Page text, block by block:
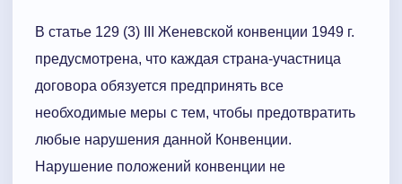
В статье 129 (3) III Женевской конвенции 1949 г.
предусмотрена, что каждая страна-участница
договора обязуется предпринять все
необходимые меры с тем, чтобы предотвратить
любые нарушения данной Конвенции.
Нарушение положений конвенции не